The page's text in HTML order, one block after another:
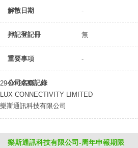
解散日期 -
押記登記冊 無
重要事項 -
公司名稱記錄
29-04-2020
LUX CONNECTIVITY LIMITED
樂斯通訊科技有限公司
樂斯通訊科技有限公司-周年申報期限